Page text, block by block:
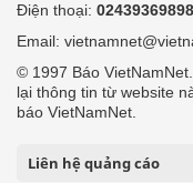
Điện thoại: 02439369898
Email:
© 1997 Báo
lại thông tin từ website
báo VietNamNet.
Liên hệ quảng cáo